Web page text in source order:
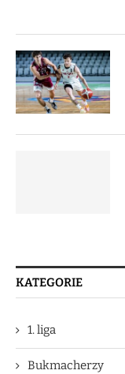
KATEGORIE
1. liga
Bukmacherzy